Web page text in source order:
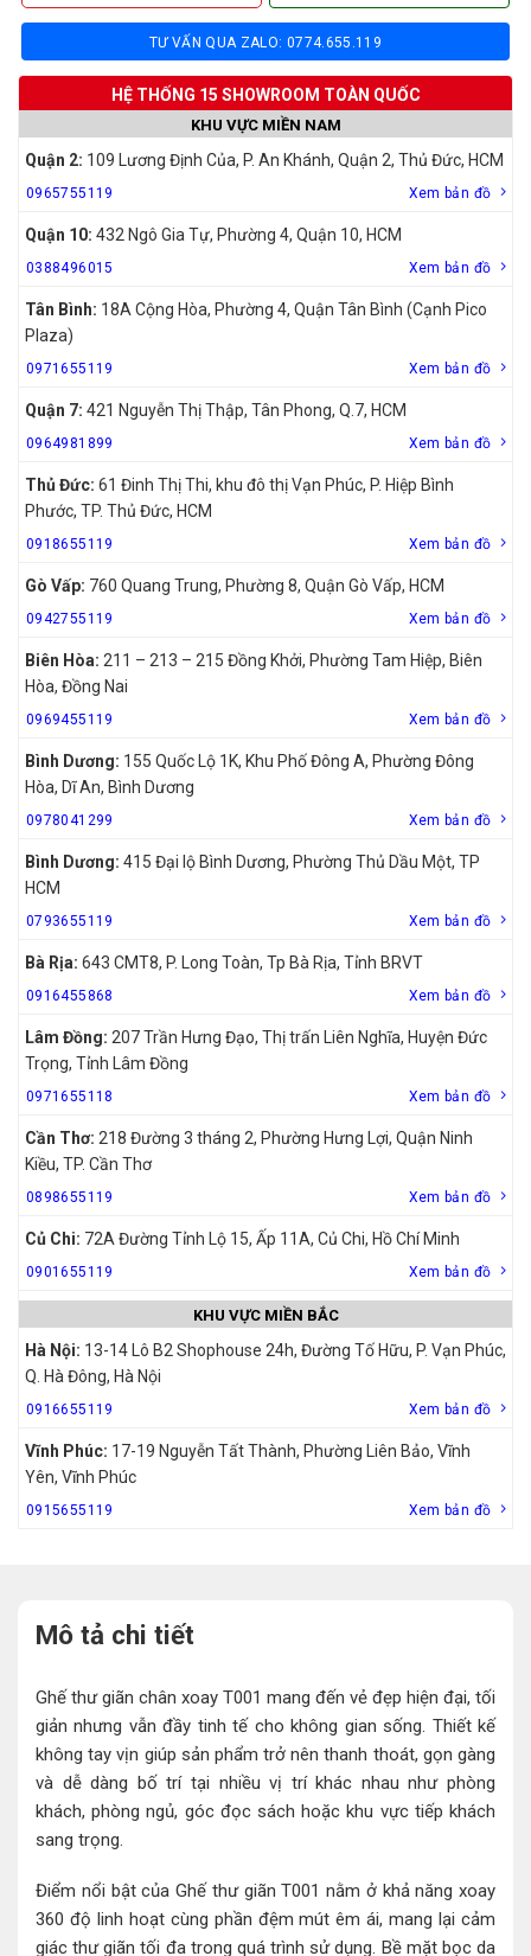
TƯ VẤN QUA ZALO: 0774.655.119
HỆ THỐNG 15 SHOWROOM TOÀN QUỐC
KHU VỰC MIỀN NAM
Quận 2: 109 Lương Định Của, P. An Khánh, Quận 2, Thủ Đức, HCM
0965755119 Xem bản đồ
Quận 10: 432 Ngô Gia Tự, Phường 4, Quận 10, HCM
0388496015 Xem bản đồ
Tân Bình: 18A Cộng Hòa, Phường 4, Quận Tân Bình (Cạnh Pico
Plaza)
0971655119 Xem bản đồ
Quận 7: 421 Nguyễn Thị Thập, Tân Phong, Q.7, HCM
0964981899 Xem bản đồ
Thủ Đức: 61 Đinh Thị Thi, khu đô thị Vạn Phúc, P. Hiệp Bình
Phước, TP. Thủ Đức, HCM
0918655119 Xem bản đồ
Gò Vấp: 760 Quang Trung, Phường 8, Quận Gò Vấp, HCM
0942755119 Xem bản đồ
Biên Hòa: 211 – 213 – 215 Đồng Khởi, Phường Tam Hiệp, Biên
Hòa, Đồng Nai
0969455119 Xem bản đồ
Bình Dương: 155 Quốc Lộ 1K, Khu Phố Đông A, Phường Đông
Hòa, Dĩ An, Bình Dương
0978041299 Xem bản đồ
Bình Dương: 415 Đại lộ Bình Dương, Phường Thủ Dầu Một, TP
HCM
0793655119 Xem bản đồ
Bà Rịa: 643 CMT8, P. Long Toàn, Tp Bà Rịa, Tỉnh BRVT
0916455868 Xem bản đồ
Lâm Đồng: 207 Trần Hưng Đạo, Thị trấn Liên Nghĩa, Huyện Đức
Trọng, Tỉnh Lâm Đồng
0971655118 Xem bản đồ
Cần Thơ: 218 Đường 3 tháng 2, Phường Hưng Lợi, Quận Ninh
Kiều, TP. Cần Thơ
0898655119 Xem bản đồ
Củ Chi: 72A Đường Tỉnh Lộ 15, Ấp 11A, Củ Chi, Hồ Chí Minh
0901655119 Xem bản đồ
KHU VỰC MIỀN BẮC
Hà Nội: 13-14 Lô B2 Shophouse 24h, Đường Tố Hữu, P. Vạn Phúc,
Q. Hà Đông, Hà Nội
0916655119 Xem bản đồ
Vĩnh Phúc: 17-19 Nguyễn Tất Thành, Phường Liên Bảo, Vĩnh
Yên, Vĩnh Phúc
0915655119 Xem bản đồ
Mô tả chi tiết
Ghế thư giãn chân xoay T001 mang đến vẻ đẹp hiện đại, tối
giản nhưng vẫn đầy tinh tế cho không gian sống. Thiết kế
không tay vịn giúp sản phẩm trở nên thanh thoát, gọn gàng
và dễ dàng bố trí tại nhiều vị trí khác nhau như phòng
khách, phòng ngủ, góc đọc sách hoặc khu vực tiếp khách
sang trọng.
Điểm nổi bật của Ghế thư giãn T001 nằm ở khả năng xoay
360 độ linh hoạt cùng phần đệm mút êm ái, mang lại cảm
giác thư giãn tối đa trong quá trình sử dụng. Bề mặt bọc da